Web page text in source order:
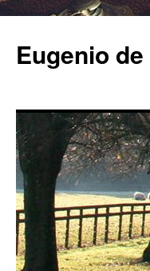
Eugenio